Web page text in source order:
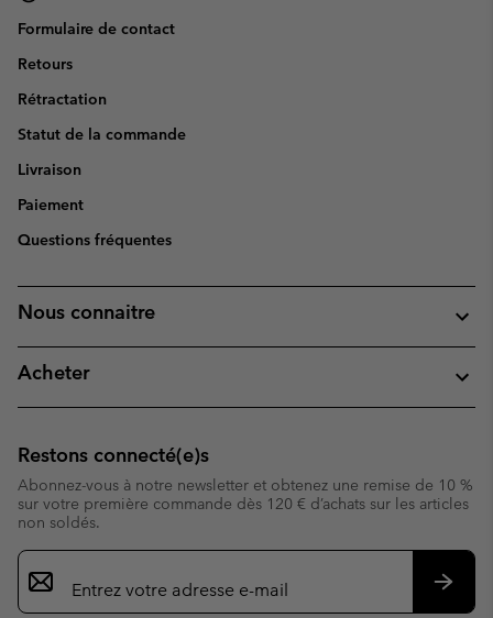
Formulaire de contact
Retours
Rétractation
Statut de la commande
Livraison
Paiement
Questions fréquentes
Nous connaitre
Acheter
Restons connecté(e)s
Abonnez-vous à notre newsletter et obtenez une remise de 10 %
sur votre première commande dès 120 € d’achats sur les articles
non soldés.
Inscription
par
e-